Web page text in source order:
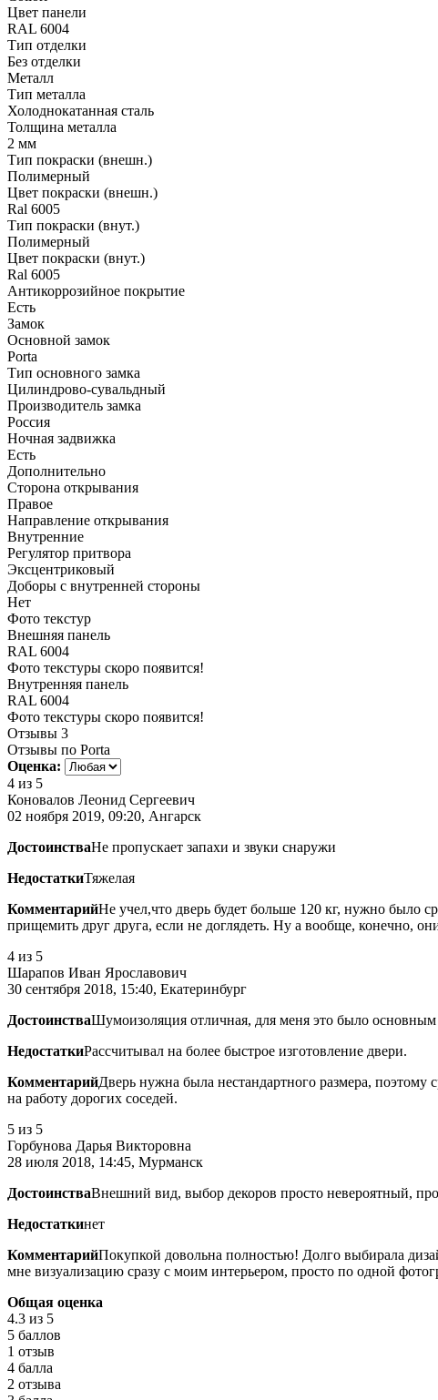
Цвет панели
RAL 6004
Тип отделки
Без отделки
Металл
Тип металла
Холоднокатанная сталь
Толщина металла
2 мм
Тип покраски (внешн.)
Полимерный
Цвет покраски (внешн.)
Ral 6005
Тип покраски (внут.)
Полимерный
Цвет покраски (внут.)
Ral 6005
Антикоррозийное покрытие
Есть
Замок
Основной замок
Porta
Тип основного замка
Цилиндрово-сувальдный
Производитель замка
Россия
Ночная задвижка
Есть
Дополнительно
Сторона открывания
Правое
Направление открывания
Внутренние
Регулятор притвора
Эксцентриковый
Доборы с внутренней стороны
Нет
Фото текстур
Внешняя панель
RAL 6004
Фото текстуры скоро появится!
Внутренняя панель
RAL 6004
Фото текстуры скоро появится!
Отзывы 3
Отзывы по Porta
Оценка:
4 из 5
Коновалов Леонид Сергеевич
02 ноября 2019, 09:20, Ангарск
ДостоинстваНе пропускает запахи и звуки снаружи
НедостаткиТяжелая
КомментарийНе учел,что дверь будет больше 120 кг, нужно было
прищемить друг друга, если не доглядеть. Ну а вообще, конечно,
4 из 5
Шарапов Иван Ярославович
30 сентября 2018, 15:40, Екатеринбург
ДостоинстваШумоизоляция отличная, для меня это было
НедостаткиРассчитывал на более быстрое изготовление двери.
КомментарийДверь нужна была нестандартного размера,
на работу дорогих соседей.
5 из 5
Горбунова Дарья Викторовна
28 июля 2018, 14:45, Мурманск
ДостоинстваВнешний вид, выбор декоров просто невероятный,
Недостаткинет
КомментарийПокупкой довольна полностью! Долго выбирала
мне визуализацию сразу с моим интерьером, просто по одной
Общая оценка
4.3 из 5
5 баллов
1 отзыв
4 балла
2 отзыва